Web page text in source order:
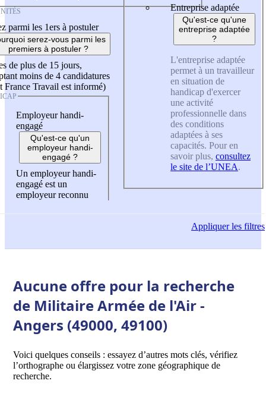
parmi les 1ers à postuler
serez-vous parmi les
premiers à postuler ?
de plus de 15 jours,
moins de 4 candidatures
France Travail est informé)
Employeur handi-
engagé
Qu'est-ce qu'un
employeur handi-
engagé ?
Un employeur handi-
engagé est un
employeur reconnu
Entreprise adaptée
Qu'est-ce qu'une
entreprise adaptée
?
L'entreprise adaptée
permet à un travailleur
en situation de
handicap d'exercer
une activité
professionnelle dans
des conditions
adaptées à ses
capacités. Pour en
savoir plus, consultez
le site de l’UNEA.
Appliquerles filtres
Aucune offre pour la recherche
de Militaire Armée de l'Air -
Angers (49000, 49100)
Voici quelques conseils : essayez d’autres mots clés, vérifiez
l’orthographe ou élargissez votre zone géographique de
recherche.